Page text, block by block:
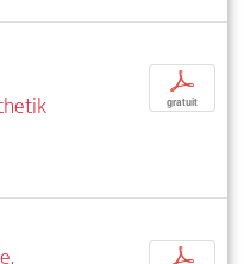
p
gratuit
p